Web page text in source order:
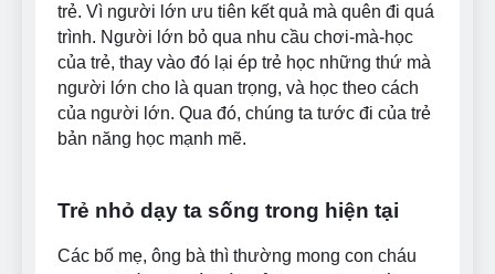
trẻ. Vì người lớn ưu tiên kết quả mà quên đi quá
trình. Người lớn bỏ qua nhu cầu chơi-mà-học
của trẻ, thay vào đó lại ép trẻ học những thứ mà
người lớn cho là quan trọng, và học theo cách
của người lớn. Qua đó, chúng ta tước đi của trẻ
bản năng học mạnh mẽ.
Trẻ nhỏ dạy ta sống trong hiện tại
Các bố mẹ, ông bà thì thường mong con cháu